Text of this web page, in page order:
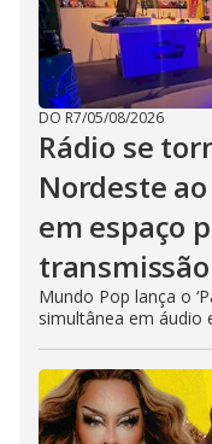
DO R7/05/08/2026
Rádio se
Nordeste
em espaço
Mundo Pop lança o
simultânea em áudio